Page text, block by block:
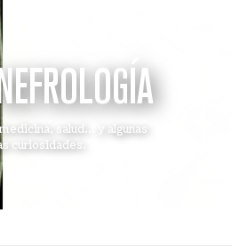
salud... y algunas
curiosidades.